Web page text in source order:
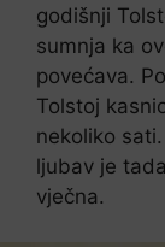
godišnji
sumnja ka
povećava.
Tolstoj
nekoliko
ljubav je
vječna.